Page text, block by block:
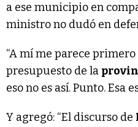
a ese municipio en
ministro no dudó en
“A mí me parece
presupuesto de la
eso no es así. Punto. Esa
Y agregó: “El discurso de